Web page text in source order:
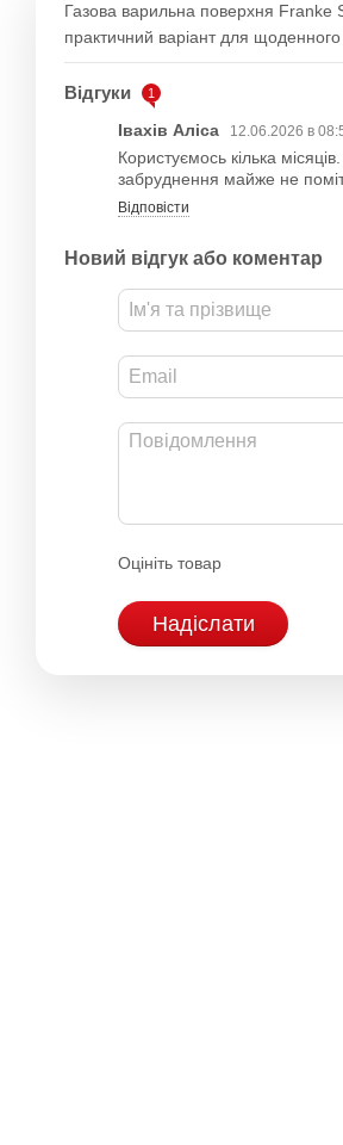
Газова варильна поверхня
практичний варіант для щоденного
Відгуки 1
Івахів Аліса 12.06.2026 в
Користуємось кілька
забруднення майже не
Відповісти
Новий відгук або коментар
Оцініть товар
Надіслати